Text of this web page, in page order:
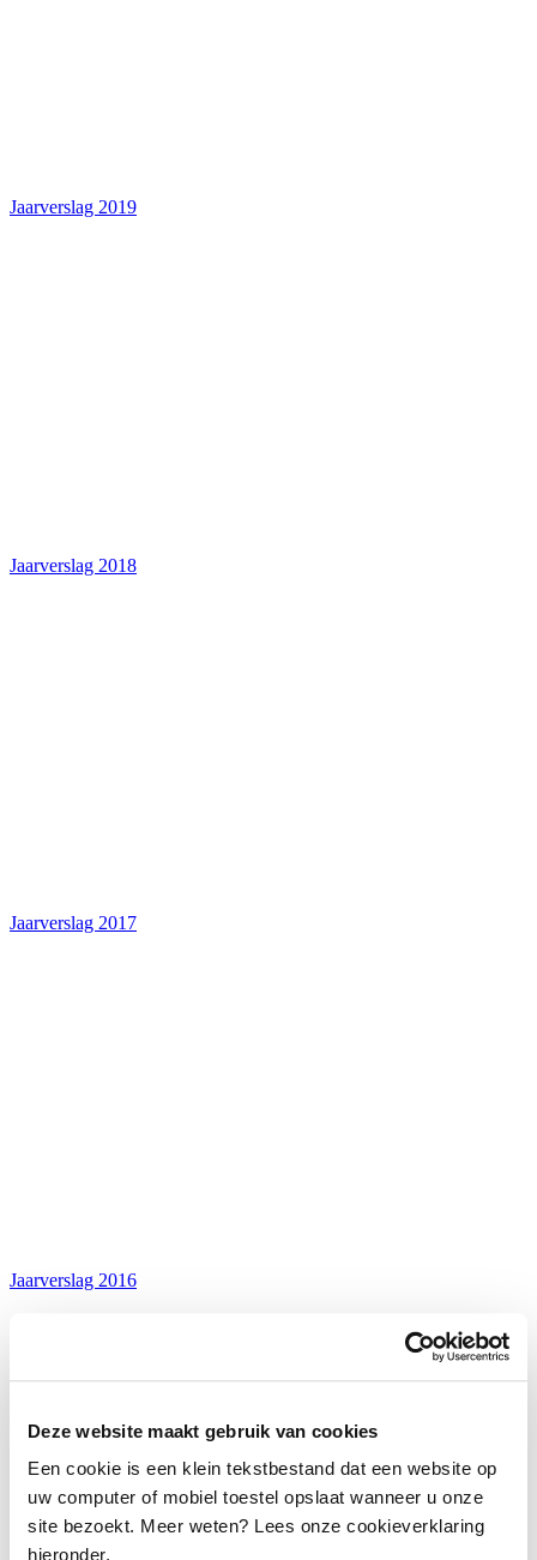
Deze website maakt gebruik van cookies
Een cookie is een klein tekstbestand dat een website op
uw computer of mobiel toestel opslaat wanneer u onze
site bezoekt. Meer weten? Lees onze cookieverklaring
hieronder.
Jaarverslag 2019
Jaarverslag 2018
Jaarverslag 2017
Jaarverslag 2016